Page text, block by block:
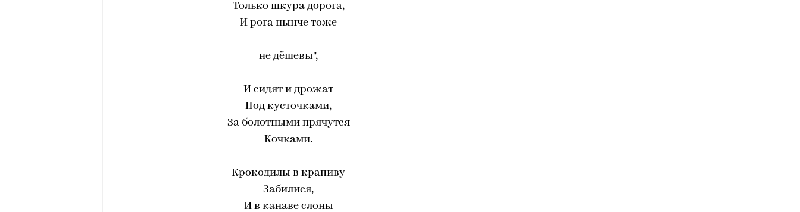
Только шкура дорога,
И рога нынче тоже
не дёшевы",
И сидят и дрожат
Под кусточками,
За болотными прячутся
Кочками.
Крокодилы в крапиву
Забилися,
И в канаве слоны